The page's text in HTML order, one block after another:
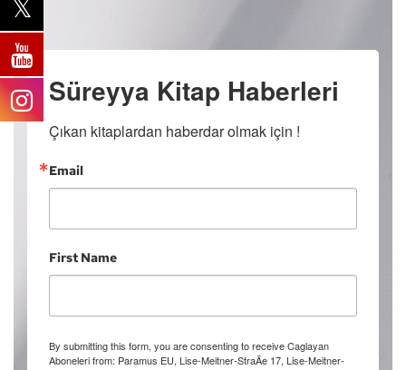
Süreyya Kitap Haberleri
Çıkan kitaplardan haberdar olmak için !
Email
First Name
By submitting this form, you are consenting to receive Caglayan
Aboneleri from: Paramus EU, Lise-Meitner-StraÃe 17, Lise-Meitner-